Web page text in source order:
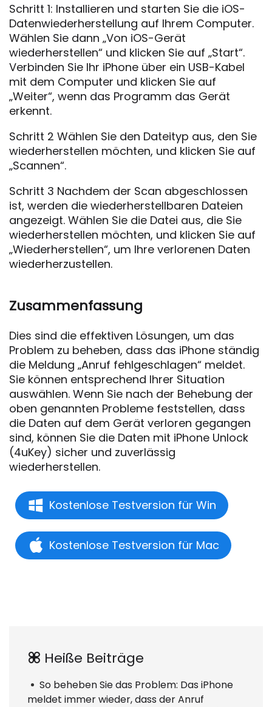
Schritt 1: Installieren und starten Sie die iOS-
Datenwiederherstellung auf Ihrem Computer.
Wählen Sie dann „Von iOS-Gerät
wiederherstellen“ und klicken Sie auf „Start“.
Verbinden Sie Ihr iPhone über ein USB-Kabel
mit dem Computer und klicken Sie auf
„Weiter“, wenn das Programm das Gerät
erkennt.
Schritt 2 Wählen Sie den Dateityp aus, den Sie
wiederherstellen möchten, und klicken Sie auf
„Scannen“.
Schritt 3 Nachdem der Scan abgeschlossen
ist, werden die wiederherstellbaren Dateien
angezeigt. Wählen Sie die Datei aus, die Sie
wiederherstellen möchten, und klicken Sie auf
„Wiederherstellen“, um Ihre verlorenen Daten
wiederherzustellen.
Zusammenfassung
Dies sind die effektiven Lösungen, um das
Problem zu beheben, dass das iPhone ständig
die Meldung „Anruf fehlgeschlagen“ meldet.
Sie können entsprechend Ihrer Situation
auswählen. Wenn Sie nach der Behebung der
oben genannten Probleme feststellen, dass
die Daten auf dem Gerät verloren gegangen
sind, können Sie die Daten mit iPhone Unlock
(4uKey) sicher und zuverlässig
wiederherstellen.
Kostenlose Testversion für Win
Kostenlose Testversion für Mac
Heiße Beiträge
So beheben Sie das Problem: Das iPhone
meldet immer wieder, dass der Anruf